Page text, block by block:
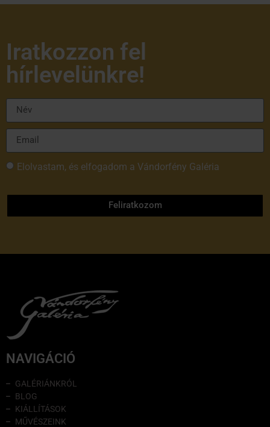
Iratkozzon fel
hírlevelünkre!
Elolvastam, és elfogadom a Vándorfény Galéria
Feliratkozom
NAVIGÁCIÓ
GALÉRIÁNKRÓL
BLOG
KIÁLLÍTÁSOK
MŰVÉSZEINK